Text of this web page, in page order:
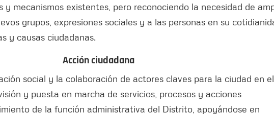
y mecanismos existentes, pero reconociendo la necesidad de
grupos, expresiones sociales y a las personas en su
y causas ciudadanas.
Acción ciudadana
social y la colaboración de actores claves para la ciudad en el
y puesta en marcha de servicios, procesos y acciones
de la función administrativa del Distrito, apoyándose en